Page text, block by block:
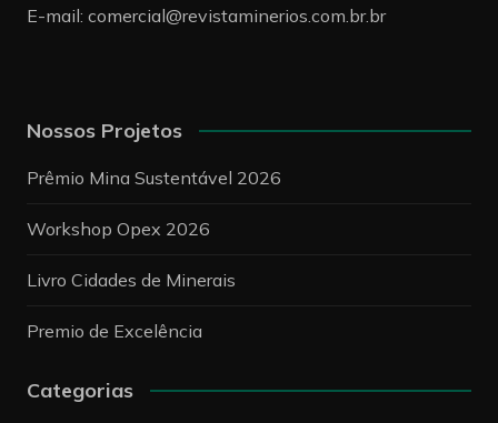
E-mail: comercial@revistaminerios.com.br.br
Nossos Projetos
Prêmio Mina Sustentável 2026
Workshop Opex 2026
Livro Cidades de Minerais
Premio de Excelência
Categorias